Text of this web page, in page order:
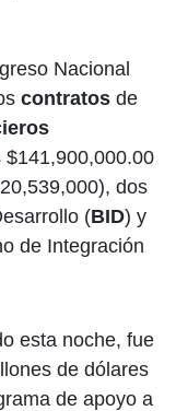
Nacional
contratos de
dos
(BID) y
de Integración
esta noche, fue
de dólares
de apoyo a